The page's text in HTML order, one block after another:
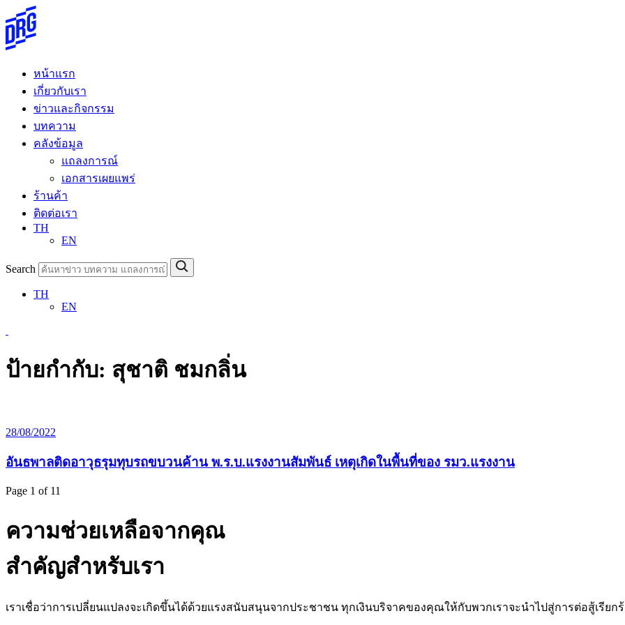
Skip
to
content
หน้าแรก
เกี่ยวกับเรา
ข่าวและกิจกรรม
บทความ
คลังข้อมูล
แถลงการณ์
เอกสารเผยแพร่
ร้านค้า
ติดต่อเรา
TH
EN
Search
TH
EN
ป้ายกำกับ: สุชาติ ชมกลิ่น
28/08/2022
อันธพาลติดอาวุธรุมทุบรถขบวนค้าน พ.ร.บ.แรงงานสัมพันธ์ เหตุเกิดในพื้นที่ของ รมว.แรงงาน
Page 1 of 11
ความช่วยเหลือจากคุณ
สำคัญสำหรับเรา
เราเชื่อว่าการเปลี่ยนแปลงจะเกิดขึ้นได้ด้วยแรงสนับสนุนจากประชาชน ทุกเงินบริจาคของคุณให้กับพวกเราจะนำไปสู่การต่อสู้เรียก